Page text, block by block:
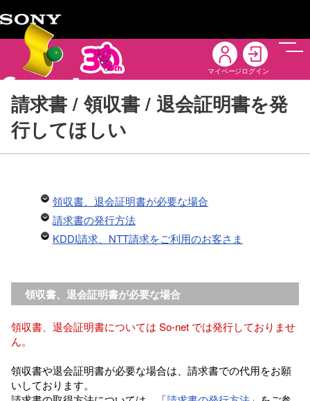
マイページ ログイン
メニ
請求書 / 領収書 / 退会証明書を発
行してほしい
領収書、退会証明書が必要な場合
請求書の発行方法
KDDI請求、NTT請求をご利用のお客さま
領収書、退会証明書が必要な場合
領収書、退会証明書については So-net では発行しておりませ
ん。
領収書や退会証明書が必要な場合は、請求書での代用をお願
いしております。